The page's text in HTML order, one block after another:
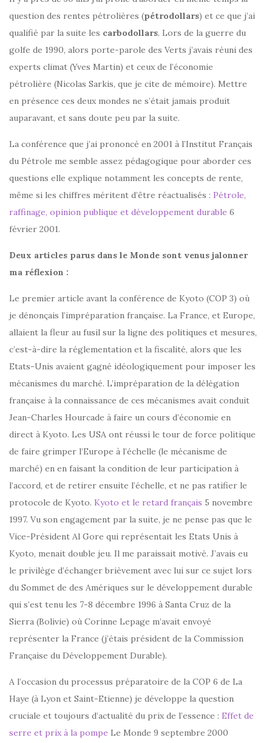
question des rentes pétrolières (pétrodollars) et ce que j’ai
qualifié par la suite les carbodollars. Lors de la guerre du
golfe de 1990, alors porte-parole des Verts j’avais réuni des
experts climat (Yves Martin) et ceux de l’économie
pétrolière (Nicolas Sarkis, que je cite de mémoire). Mettre
en présence ces deux mondes ne s’était jamais produit
auparavant, et sans doute peu par la suite.
La conférence que j’ai prononcé en 2001 à l’Institut Français
du Pétrole me semble assez pédagogique pour aborder ces
questions elle explique notamment les concepts de rente,
même si les chiffres méritent d’être réactualisés : Pétrole,
raffinage, opinion publique et développement durable 6
février 2001.
Deux articles parus dans le Monde sont venus jalonner
ma réflexion :
Le premier article avant la conférence de Kyoto (COP 3) où
je dénonçais l’impréparation française. La France, et Europe,
allaient la fleur au fusil sur la ligne des politiques et mesures,
c’est-à-dire la réglementation et la fiscalité, alors que les
Etats-Unis avaient gagné idéologiquement pour imposer les
mécanismes du marché. L’impréparation de la délégation
française à la connaissance de ces mécanismes avait conduit
Jean-Charles Hourcade à faire un cours d’économie en
direct à Kyoto. Les USA ont réussi le tour de force politique
de faire grimper l’Europe à l’échelle (le mécanisme de
marché) en en faisant la condition de leur participation à
l’accord, et de retirer ensuite l’échelle, et ne pas ratifier le
protocole de Kyoto. Kyoto et le retard français 5 novembre
1997. Vu son engagement par la suite, je ne pense pas que le
Vice-Président Al Gore qui représentait les Etats Unis à
Kyoto, menait double jeu. Il me paraissait motivé. J’avais eu
le privilège d’échanger brièvement avec lui sur ce sujet lors
du Sommet de des Amériques sur le développement durable
qui s’est tenu les 7-8 décembre 1996 à Santa Cruz de la
Sierra (Bolivie) où Corinne Lepage m’avait envoyé
représenter la France (j’étais président de la Commission
Française du Développement Durable).
A l’occasion du processus préparatoire de la COP 6 de La
Haye (à Lyon et Saint-Etienne) je développe la question
cruciale et toujours d’actualité du prix de l’essence : Effet de
serre et prix à la pompe Le Monde 9 septembre 2000